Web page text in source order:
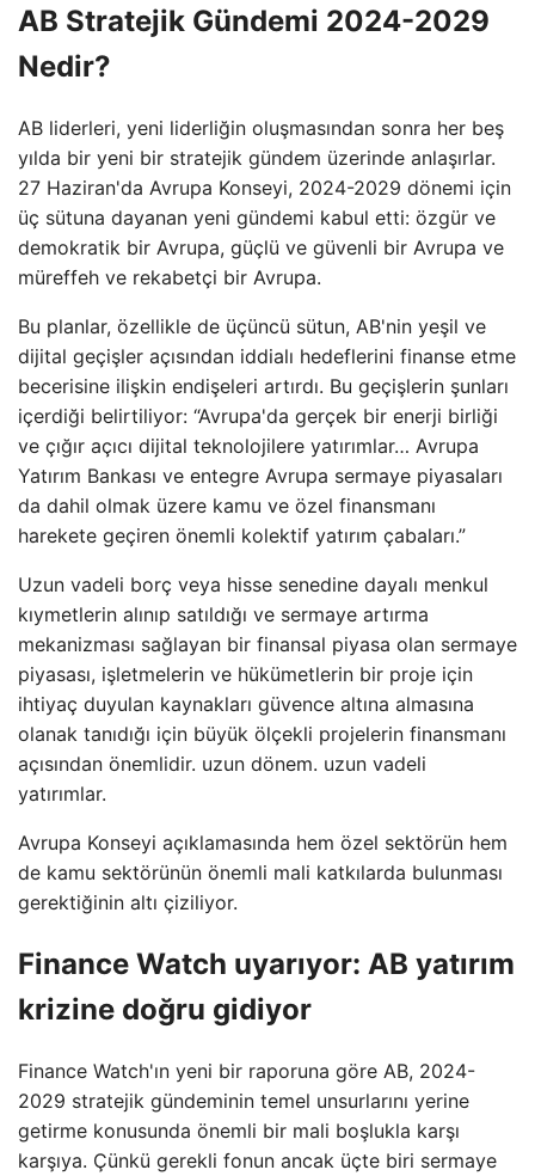
AB Stratejik Gündemi 2024-2029
Nedir?
AB liderleri, yeni liderliğin oluşmasından sonra her beş
yılda bir yeni bir stratejik gündem üzerinde anlaşırlar.
27 Haziran'da Avrupa Konseyi, 2024-2029 dönemi için
üç sütuna dayanan yeni gündemi kabul etti: özgür ve
demokratik bir Avrupa, güçlü ve güvenli bir Avrupa ve
müreffeh ve rekabetçi bir Avrupa.
Bu planlar, özellikle de üçüncü sütun, AB'nin yeşil ve
dijital geçişler açısından iddialı hedeflerini finanse etme
becerisine ilişkin endişeleri artırdı. Bu geçişlerin şunları
içerdiği belirtiliyor: “Avrupa'da gerçek bir enerji birliği
ve çığır açıcı dijital teknolojilere yatırımlar… Avrupa
Yatırım Bankası ve entegre Avrupa sermaye piyasaları
da dahil olmak üzere kamu ve özel finansmanı
harekete geçiren önemli kolektif yatırım çabaları.”
Uzun vadeli borç veya hisse senedine dayalı menkul
kıymetlerin alınıp satıldığı ve sermaye artırma
mekanizması sağlayan bir finansal piyasa olan sermaye
piyasası, işletmelerin ve hükümetlerin bir proje için
ihtiyaç duyulan kaynakları güvence altına almasına
olanak tanıdığı için büyük ölçekli projelerin finansmanı
açısından önemlidir. uzun dönem. uzun vadeli
yatırımlar.
Avrupa Konseyi açıklamasında hem özel sektörün hem
de kamu sektörünün önemli mali katkılarda bulunması
gerektiğinin altı çiziliyor.
Finance Watch uyarıyor: AB yatırım
krizine doğru gidiyor
Finance Watch'ın yeni bir raporuna göre AB, 2024-
2029 stratejik gündeminin temel unsurlarını yerine
getirme konusunda önemli bir mali boşlukla karşı
karşıya. Çünkü gerekli fonun ancak üçte biri sermaye